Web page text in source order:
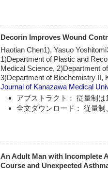
Decorin Improves Wound
Haotian Chen1), Yasuo
1)Department of Plastic and
Medical Science, 2)Department
3)Department of Biochemistry II,
Journal of Kanazawa Medical
アブストラクト： 従量制は
全文ダウンロード： 従量制
An Adult Man with Incomplete
Course and Unexpected